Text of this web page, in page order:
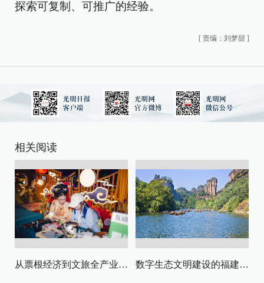
探索可复制、可推广的经验。
[ 责编：刘梦甜 ]
相关阅读
从票根经济到文旅全产业链升级 数字生态文明建设的福建路径与启示